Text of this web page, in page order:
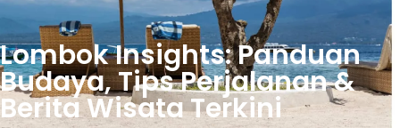
Lombok Insights: Panduan
Budaya, Tips Perjalanan &
Berita Wisata Terkini